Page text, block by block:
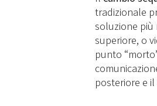
tradizionale
soluzione più
superiore, o
punto
posteriore e